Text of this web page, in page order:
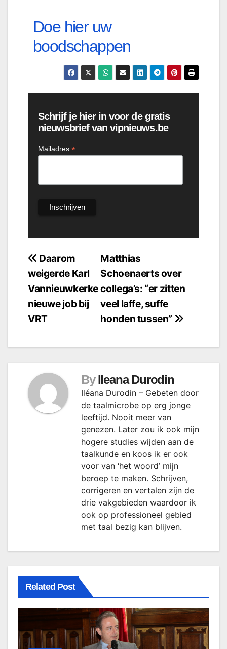
Doe hier uw
boodschappen
Schrijf je hier in voor de gratis
nieuwsbrief van vipnieuws.be
Mailadres *
Bericht
navigatie
Matthias
Schoenaerts over
collega’s: “er zitten
veel laffe, suffe
honden tussen”
Daarom
weigerde Karl
Vannieuwkerke
nieuwe job bij
VRT
By Ileana Durodin
Iléana Durodin – Gebeten door
de taalmicrobe op erg jonge
leeftijd. Nooit meer van
genezen. Later zou ik ook mijn
hogere studies wijden aan de
taalkunde en koos ik er ook
voor van ‘het woord’ mijn
beroep te maken. Schrijven,
corrigeren en vertalen zijn de
drie vakgebieden waardoor ik
ook op professioneel gebied
met taal bezig kan blijven.
Related Post